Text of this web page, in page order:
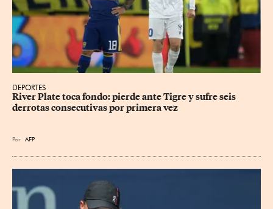
DEPORTES
River Plate toca fondo: pierde ante Tigre y sufre seis
derrotas consecutivas por primera vez
Por AFP